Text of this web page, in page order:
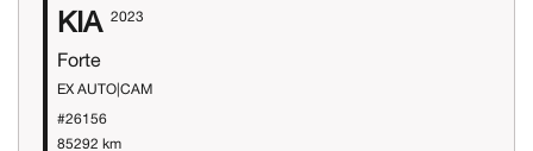
KIA 2023
Forte
EX AUTO|CAM
#26156
85292 km